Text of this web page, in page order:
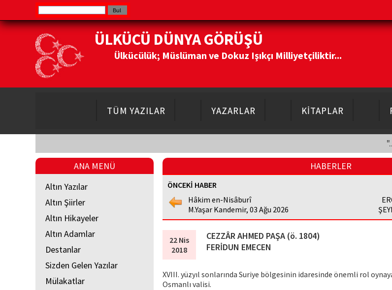
ÜLKÜCÜ DÜNYA GÖRÜŞÜ
Ülkücülük; Müslüman ve Dokuz Işıkçı Milliyetçiliktir...
TÜM YAZILAR YAZARLAR KİTAPLAR
ANA MENÜ
Altın Yazılar
Altın Şiirler
Altın Hikayeler
Altın Adamlar
Destanlar
Sizden Gelen Yazılar
Mülakatlar
HABERLER
ÖNCEKİ HABER
Hâkim en-Nisâburî
M.Yaşar Kandemir, 03 Ağu 2026
22 Nis
2018
CEZZÂR AHMED PAŞA (ö. 1804)
FERİDUN EMECEN
XVIII. yüzyıl sonlarında Suriye bölgesinin idaresinde önemli rol
Osmanlı valisi.